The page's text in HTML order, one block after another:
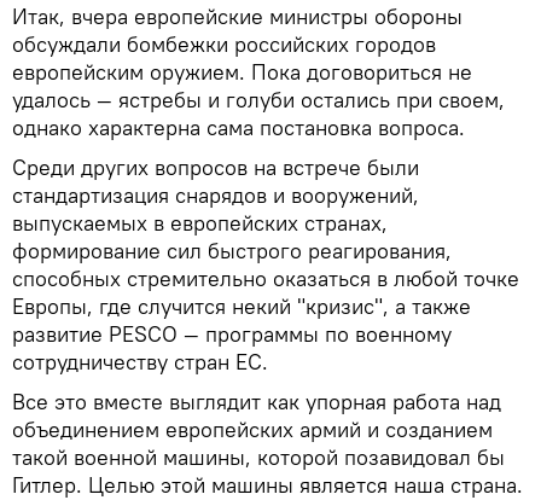
Итак, вчера европейские министры обороны
обсуждали бомбежки российских городов
европейским оружием. Пока договориться не
удалось — ястребы и голуби остались при своем,
однако характерна сама постановка вопроса.
Среди других вопросов на встрече были
стандартизация снарядов и вооружений,
выпускаемых в европейских странах,
формирование сил быстрого реагирования,
способных стремительно оказаться в любой точке
Европы, где случится некий "кризис", а также
развитие PESCO — программы по военному
сотрудничеству стран ЕС.
Все это вместе выглядит как упорная работа над
объединением европейских армий и созданием
такой военной машины, которой позавидовал бы
Гитлер. Целью этой машины является наша страна.